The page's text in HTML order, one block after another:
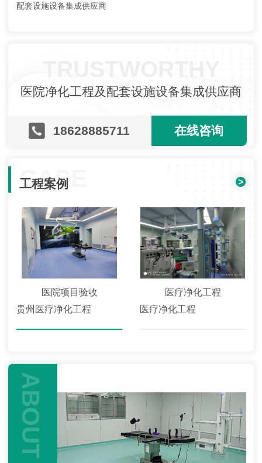
配套设施设备集成供应商
医院净化工程及配套设施设备集成供应商
18628885711 在线咨询
CASE
工程案例 >
医院项目验收
贵州医疗净化工程
医疗净化工程
医疗净化工程
ABOUT US